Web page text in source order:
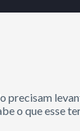
precisam
o que esse